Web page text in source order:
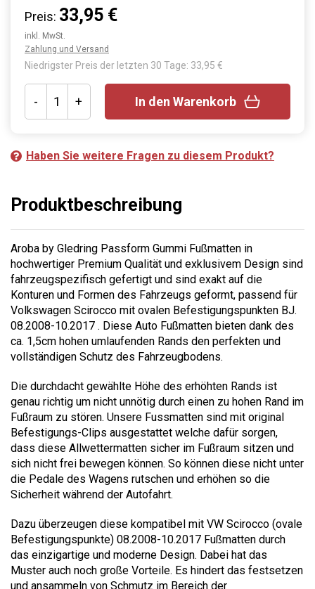
Preis: 33,95 €
inkl. MwSt.
Zahlung und Versand
Niedrigster Preis der letzten 30 Tage: 33,95 €
- + In den Warenkorb
Haben Sie weitere Fragen zu diesem Produkt?
Produktbeschreibung
Aroba by Gledring Passform Gummi Fußmatten in
hochwertiger Premium Qualität und exklusivem Design sind
fahrzeugspezifisch gefertigt und sind exakt auf die
Konturen und Formen des Fahrzeugs geformt, passend für
Volkswagen Scirocco mit ovalen Befestigungspunkten BJ.
08.2008-10.2017 . Diese Auto Fußmatten bieten dank des
ca. 1,5cm hohen umlaufenden Rands den perfekten und
vollständigen Schutz des Fahrzeugbodens.
Die durchdacht gewählte Höhe des erhöhten Rands ist
genau richtig um nicht unnötig durch einen zu hohen Rand im
Fußraum zu stören. Unsere Fussmatten sind mit original
Befestigungs-Clips ausgestattet welche dafür sorgen,
dass diese Allwettermatten sicher im Fußraum sitzen und
sich nicht frei bewegen können. So können diese nicht unter
die Pedale des Wagens rutschen und erhöhen so die
Sicherheit während der Autofahrt.
Dazu überzeugen diese kompatibel mit VW Scirocco (ovale
Befestigungspunkte) 08.2008-10.2017 Fußmatten durch
das einzigartige und moderne Design. Dabei hat das
Muster auch noch große Vorteile. Es hindert das festsetzen
und ansammeln von Schmutz im Bereich der